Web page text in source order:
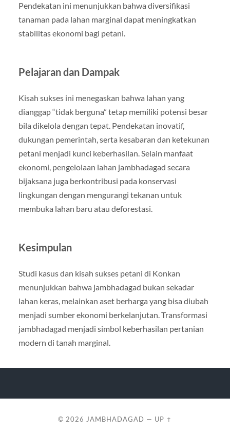
Pendekatan ini menunjukkan bahwa diversifikasi
tanaman pada lahan marginal dapat meningkatkan
stabilitas ekonomi bagi petani.
Pelajaran dan Dampak
Kisah sukses ini menegaskan bahwa lahan yang
dianggap “tidak berguna” tetap memiliki potensi besar
bila dikelola dengan tepat. Pendekatan inovatif,
dukungan pemerintah, serta kesabaran dan ketekunan
petani menjadi kunci keberhasilan. Selain manfaat
ekonomi, pengelolaan lahan jambhadagad secara
bijaksana juga berkontribusi pada konservasi
lingkungan dengan mengurangi tekanan untuk
membuka lahan baru atau deforestasi.
Kesimpulan
Studi kasus dan kisah sukses petani di Konkan
menunjukkan bahwa jambhadagad bukan sekadar
lahan keras, melainkan aset berharga yang bisa diubah
menjadi sumber ekonomi berkelanjutan. Transformasi
jambhadagad menjadi simbol keberhasilan pertanian
modern di tanah marginal.
© 2026 JAMBHADAGAD — UP ↑